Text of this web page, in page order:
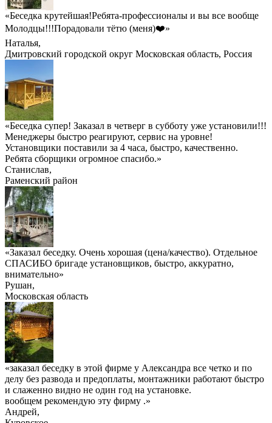
«Беседка крутейшая!Ребята-профессионалы и вы все вообще
Молодцы!!!Порадовали тётю (меня)❤️»
Наталья,
Дмитровский городской округ Московская область, Россия
«Беседка супер! Заказал в четверг в субботу уже установили!!!
Менеджеры быстро реагируют, сервис на уровне!
Установщики поставили за 4 часа, быстро, качественно.
Ребята сборщики огромное спасибо.»
Станислав,
Раменский район
«Заказал беседку. Очень хорошая (цена/качество). Отдельное
СПАСИБО бригаде установщиков, быстро, аккуратно,
внимательно»
Рушан,
Московская область
«заказал беседку в этой фирме у Александра все четко и по
делу без развода и предоплаты, монтажники работают быстро
и слаженно видно не один год на установке.
вообщем рекомендую эту фирму .»
Андрей,